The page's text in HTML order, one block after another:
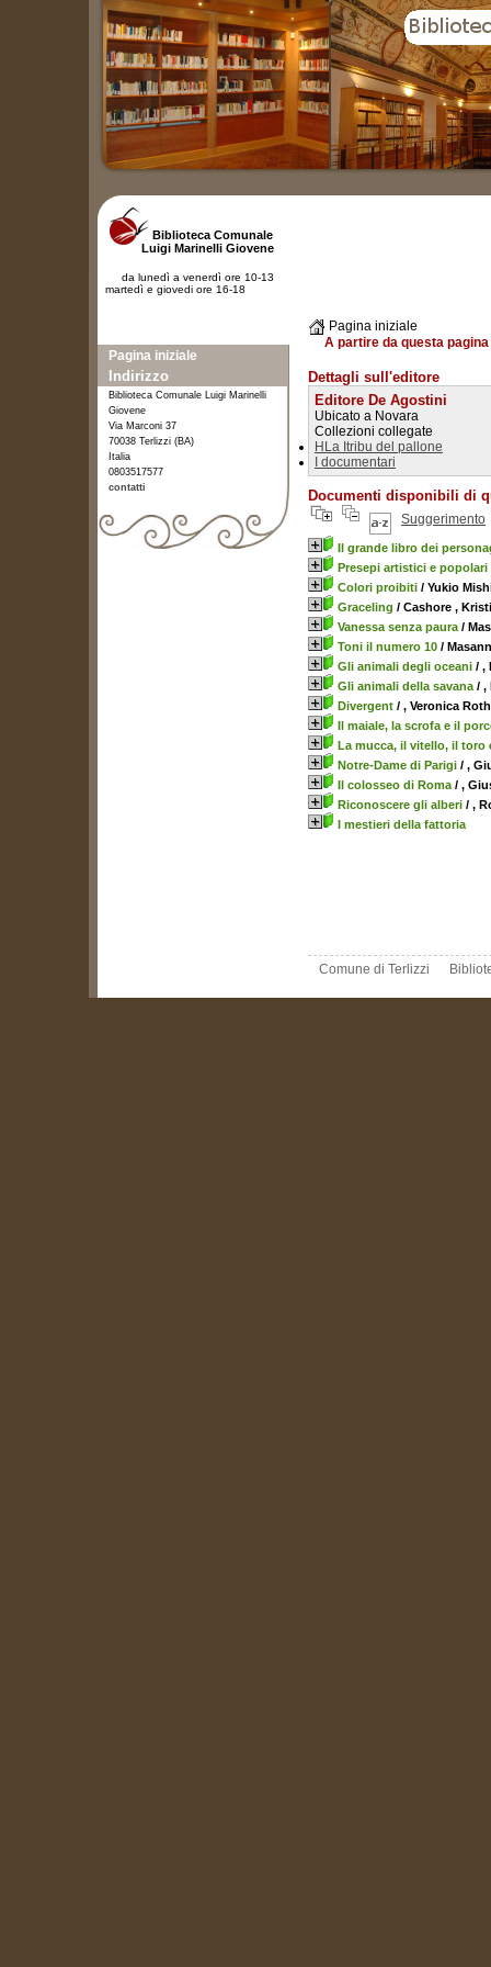
Pagina iniziale
A partire da questa
Dettagli sull'editore
Editore De Agostini
Ubicato a Novara
Collezioni collegate
HLa Itribu del pallone
I documentari
Documenti disponibili di
Suggerimento
Il grande libro dei
Presepi artistici e popolari
Colori proibiti / Yukio
Graceling / Cashore ,
Vanessa senza paura /
Toni il numero 10 /
Gli animali degli oceani / ,
Gli animali della savana / ,
Divergent / , Veronica Roth
Il maiale, la scrofa e il
La mucca, il vitello, il toro
Notre-Dame di Parigi / ,
Il colosseo di Roma / ,
Riconoscere gli alberi / ,
I mestieri della fattoria
Comune di Terlizzi
Biblioteca Comunale
Luigi Marinelli Giovene
da lunedì a venerdì ore 10-13
martedì e giovedi ore 16-18
Pagina iniziale
Indirizzo
Biblioteca Comunale Luigi Marinelli
Giovene
Via Marconi 37
70038 Terlizzi (BA)
Italia
0803517577
contatti